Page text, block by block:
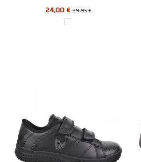
24,00 €29,95 €